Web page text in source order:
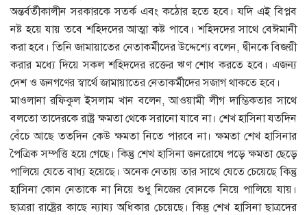
অন্তর্বর্তীকালীন সরকারকে সতর্ক এবং কঠোর হতে হবে। যদি এই বিপ্লব
নষ্ট হয়ে যায় তবে শহিদদের আত্মা কষ্ট পাবে। শহিদদের সাথে বেঈমানী
করা হবে। তিনি জামায়াতের নেতাকর্মীদের উদ্দেশ্যে বলেন, দ্বীনকে বিজয়ী
করার মধ্যে দিয়ে সকল শহিদদের রক্তের ঋণ শোধ করতে হবে। এজন্য
দেশ ও জনগণের স্বার্থে জামায়াতের নেতাকর্মীদের সজাগ থাকতে হবে।
মাওলানা রফিকুল ইসলাম খান বলেন, আওয়ামী লীগ দাম্ভিকতার সাথে
বলতো তাদেরকে রাষ্ট্র ক্ষমতা থেকে সরানো যাবে না। শেখ হাসিনা যতদিন
বেঁচে আছে ততদিন কেউ ক্ষমতা নিতে পারবে না। ক্ষমতা শেখ হাসিনার
পৈত্রিক সম্পত্তি হয়ে গেছে। কিন্তু শেখ হাসিনা জনরোষে পড়ে ক্ষমতা ছেড়ে
পালিয়ে যেতে বাধ্য হয়েছে। অনেক নেতায় তার সাথে যেতে চেয়েছে কিন্তু
হাসিনা কোন নেতাকে না নিয়ে শুধু নিজের বোনকে নিয়ে পালিয়ে যায়।
ছাত্ররা রাষ্ট্রের কাছে ন্যায্য অধিকার চেয়েছে। কিন্তু শেখ হাসিনা ছাত্রদের